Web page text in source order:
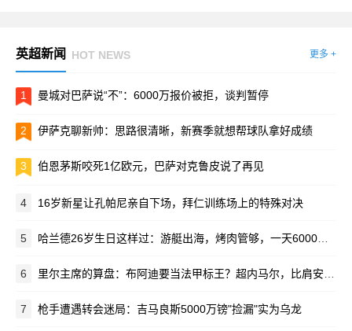
英超新闻 HOT NEWS 更多 +
1 曼城对巴萨说“不”：6000万报价被拒，谈判暂停
2 伊萨克聊新帅：思路很清晰，新赛季就想帮球队拿好成绩
3 伯恩茅斯咬死1亿欧元，巴萨对克鲁皮说了再见
4 16岁新星让孔帕尼亲自下场，拜仁训练场上的特殊对决
5 哈兰德26岁生日这样过：游艇出海，烤肉管够，一天6000卡路里！
6 里尔主席的算盘：布阿迪要当法甲标王？超内马尔，比肩安德森
7 枪手遭遇转会迷局：吉马良斯5000万镑"捡漏"实为乌龙